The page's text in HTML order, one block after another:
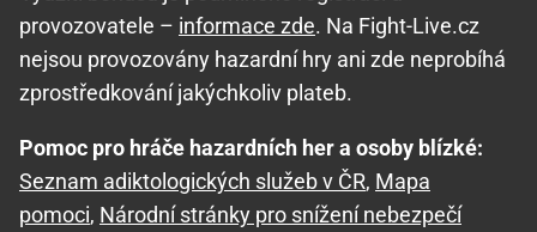
provozovatele – informace zde. Na Fight-Live.cz
nejsou provozovány hazardní hry ani zde neprobíhá
zprostředkování jakýchkoliv plateb.
Pomoc pro hráče hazardních her a osoby blízké:
Seznam adiktologických služeb v ČR, Mapa
pomoci, Národní stránky pro snížení nebezpečí